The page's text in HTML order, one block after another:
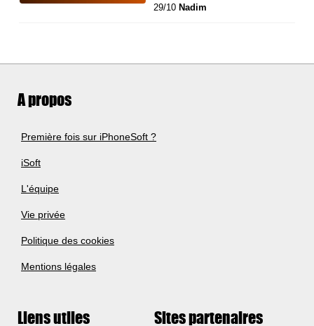
29/10 Nadim
A propos
Première fois sur iPhoneSoft ?
iSoft
L'équipe
Vie privée
Politique des cookies
Mentions légales
Liens utiles Sites partenaires